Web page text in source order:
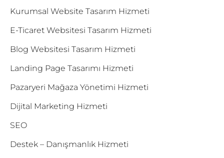
Kurumsal Website Tasarım Hizmeti
E-Ticaret Websitesi Tasarım Hizmeti
Blog Websitesi Tasarım Hizmeti
Landing Page Tasarımı Hizmeti
Pazaryeri Mağaza Yönetimi Hizmeti
Dijital Marketing Hizmeti
SEO
Destek – Danışmanlık Hizmeti